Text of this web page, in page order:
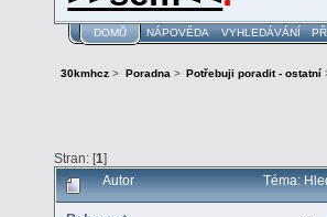
DOMŮ NÁPOVĚDA VYHLEDÁVÁNÍ
30kmhcz > Poradna> Potřebuji poradit - ostatní
Stran: [1]
Autor Téma: